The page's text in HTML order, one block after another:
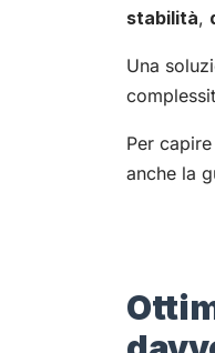
stabilità,
Una
Per
anche la